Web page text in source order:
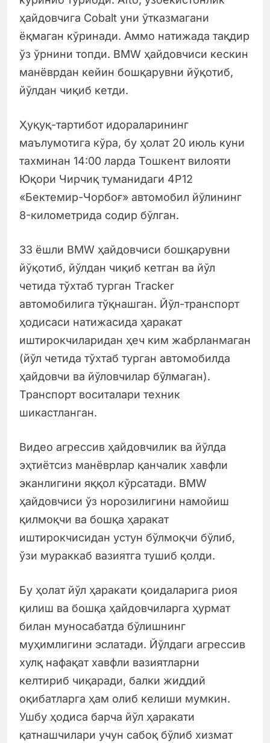
ҳайдовчига Cobalt уни ўтказмагани
ёқмаган кўринади. Аммо натижада тақдир
ўз ўрнини топди. BMW ҳайдовчиси кескин
манёврдан кейин бошқарувни йўқотиб,
йўлдан чиқиб кетди.
Ҳуқуқ-тартибот идораларининг
маълумотига кўра, бу ҳолат 20 июль куни
тахминан 14:00 ларда Тошкент вилояти
Юқори Чирчиқ туманидаги 4Р12
«Бектемир-Чорбоғ» автомобил йўлининг
8-километрида содир бўлган.
33 ёшли BMW ҳайдовчиси бошқарувни
йўқотиб, йўлдан чиқиб кетган ва йўл
четида тўхтаб турган Tracker
автомобилига тўқнашган. Йўл-транспорт
ҳодисаси натижасида ҳаракат
иштирокчиларидан ҳеч ким жабрланмаган
(йўл четида тўхтаб турган автомобилда
ҳайдовчи ва йўловчилар бўлмаган).
Транспорт воситалари техник
шикастланган.
Видео агрессив ҳайдовчилик ва йўлда
эҳтиётсиз манёврлар қанчалик хавфли
эканлигини яққол кўрсатади. BMW
ҳайдовчиси ўз норозилигини намойиш
қилмоқчи ва бошқа ҳаракат
иштирокчисидан устун бўлмоқчи бўлиб,
ўзи мураккаб вазиятга тушиб қолди.
Бу ҳолат йўл ҳаракати қоидаларига риоя
қилиш ва бошқа ҳайдовчиларга ҳурмат
билан муносабатда бўлишнинг
муҳимлигини эслатади. Йўлдаги агрессив
хулқ нафақат хавфли вазиятларни
келтириб чиқаради, балки жиддий
оқибатларга ҳам олиб келиши мумкин.
Ушбу ҳодиса барча йўл ҳаракати
қатнашчилари учун сабоқ бўлиб хизмат